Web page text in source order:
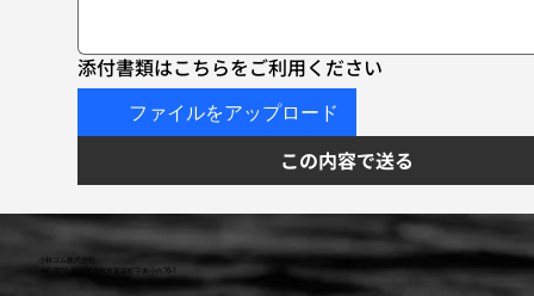
添付書類はこちらをご利用ください
ファイルをアップロード
この内容で送る
小林ゴム株式会社
441-8016 愛知県豊橋市新栄町字東小向76-1